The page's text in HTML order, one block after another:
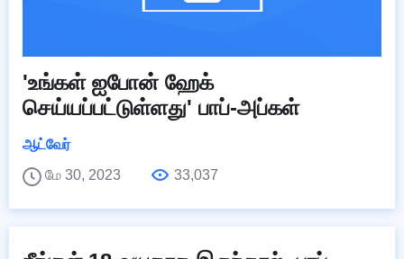
'உங்கள் ஐபோன் ஹேக்
செய்யப்பட்டுள்ளது' பாப்-அப்கள்
ஆட்வேர்
மே 30, 2023
33,037